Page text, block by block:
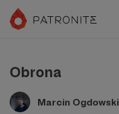
Obrona
Marcin Ogdowski